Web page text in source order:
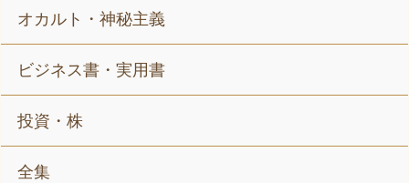
オカルト・神秘主義
ビジネス書・実用書
投資・株
全集